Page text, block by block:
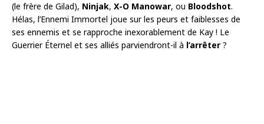
(le frère de Gilad), Ninjak, X-O Manowar, ou Bloodshot.
Hélas, l’Ennemi Immortel joue sur les peurs et faiblesses de
ses ennemis et se rapproche inexorablement de Kay ! Le
Guerrier Éternel et ses alliés parviendront-il à l’arrêter ?